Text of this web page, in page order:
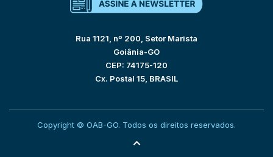
Rua 1121, nº 200, Setor Marista
Goiânia-GO
CEP: 74175-120
Cx. Postal 15, BRASIL
Copyright © OAB-GO. Todos os direitos reservados.